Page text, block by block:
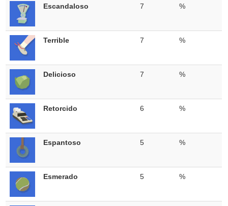
Escandaloso 7 %
Terrible 7 %
Delicioso 7 %
Retorcido 6 %
Espantoso 5 %
Esmerado 5 %